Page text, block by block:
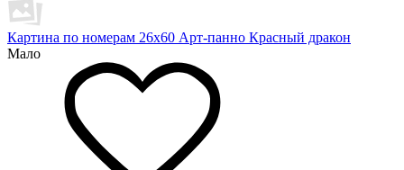
Картина по номерам 26х60 Арт-панно Красный дракон
Мало